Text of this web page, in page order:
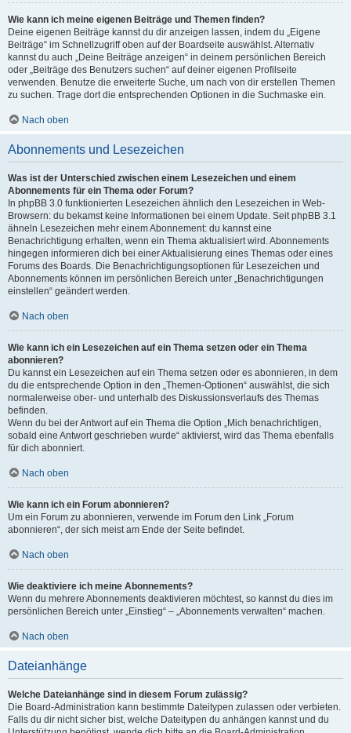
Wie kann ich meine eigenen Beiträge und Themen finden?
Deine eigenen Beiträge kannst du dir anzeigen lassen, indem du „Eigene
Beiträge“ im Schnellzugriff oben auf der Boardseite auswählst. Alternativ
kannst du auch „Deine Beiträge anzeigen“ in deinem persönlichen Bereich
oder „Beiträge des Benutzers suchen“ auf deiner eigenen Profilseite
verwenden. Benutze die erweiterte Suche, um nach von dir erstellen Themen
zu suchen. Trage dort die entsprechenden Optionen in die Suchmaske ein.
Nach oben
Abonnements und Lesezeichen
Was ist der Unterschied zwischen einem Lesezeichen und einem
Abonnements für ein Thema oder Forum?
In phpBB 3.0 funktionierten Lesezeichen ähnlich den Lesezeichen in Web-
Browsern: du bekamst keine Informationen bei einem Update. Seit phpBB 3.1
ähneln Lesezeichen mehr einem Abonnement: du kannst eine
Benachrichtigung erhalten, wenn ein Thema aktualisiert wird. Abonnements
hingegen informieren dich bei einer Aktualisierung eines Themas oder eines
Forums des Boards. Die Benachrichtigungsoptionen für Lesezeichen und
Abonnements können im persönlichen Bereich unter „Benachrichtigungen
einstellen“ geändert werden.
Nach oben
Wie kann ich ein Lesezeichen auf ein Thema setzen oder ein Thema
abonnieren?
Du kannst ein Lesezeichen auf ein Thema setzen oder es abonnieren, in dem
du die entsprechende Option in den „Themen-Optionen“ auswählst, die sich
normalerweise ober- und unterhalb des Diskussionsverlaufs des Themas
befinden.
Wenn du bei der Antwort auf ein Thema die Option „Mich benachrichtigen,
sobald eine Antwort geschrieben wurde“ aktivierst, wird das Thema ebenfalls
für dich abonniert.
Nach oben
Wie kann ich ein Forum abonnieren?
Um ein Forum zu abonnieren, verwende im Forum den Link „Forum
abonnieren“, der sich meist am Ende der Seite befindet.
Nach oben
Wie deaktiviere ich meine Abonnements?
Wenn du mehrere Abonnements deaktivieren möchtest, so kannst du dies im
persönlichen Bereich unter „Einstieg“ – „Abonnements verwalten“ machen.
Nach oben
Dateianhänge
Welche Dateianhänge sind in diesem Forum zulässig?
Die Board-Administration kann bestimmte Dateitypen zulassen oder verbieten.
Falls du dir nicht sicher bist, welche Dateitypen du anhängen kannst und du